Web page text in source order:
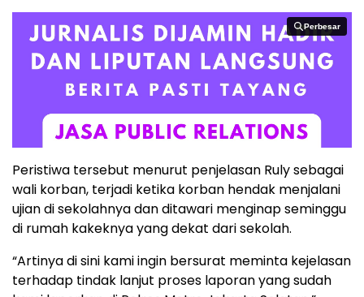
Perbesar
Perbesar
Peristiwa tersebut menurut penjelasan Ruly sebagai
wali korban, terjadi ketika korban hendak menjalani
ujian di sekolahnya dan ditawari menginap seminggu
di rumah kakeknya yang dekat dari sekolah.
“Artinya di sini kami ingin bersurat meminta kejelasan
terhadap tindak lanjut proses laporan yang sudah